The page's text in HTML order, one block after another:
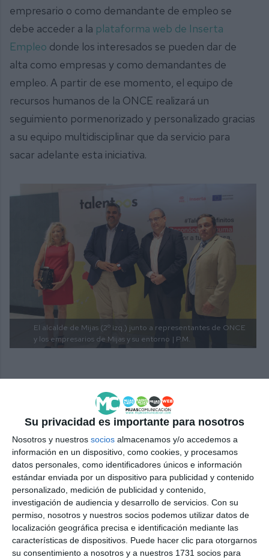
Su privacidad es importante para nosotros
Nosotros y nuestros socios almacenamos y/o accedemos a
información en un dispositivo, como cookies, y procesamos
datos personales, como identificadores únicos e información
estándar enviada por un dispositivo para publicidad y contenido
personalizado, medición de publicidad y contenido,
investigación de audiencia y desarrollo de servicios. Con su
permiso, nosotros y nuestros socios podemos utilizar datos de
localización geográfica precisa e identificación mediante las
características de dispositivos. Puede hacer clic para otorgarnos
su consentimiento a nosotros y a nuestros 1731 socios para
empresario o como demandante de empleo se
debe acceder a la plataforma web de Inserta
Empleo donde los interesados se pueden dar de
alta como empresas y como demandantes de
empleo. A partir de ese momento, el equipo de
recursos humanos de la ONCE realizará un
seguimiento pormenorizado y personalizado gracias
a su equipo multidisciplinar que da servicio para
sacar adelante esta iniciativa.
El alcalde de Mijas (2º izq.) junto a representantes de ONCE
y los empresarios de Mijas y su entorno | P.M.
Sobre Inserta Empleo
Inserta Empleo es la entidad de recursos humanos
de Fundación ONCE experta en la atención a las
personas con discapacidad y centra su actividad en
mejorar su formación y conseguir su inclusión en el
mercado laboral. Cuenta con una experiencia de
más de 25 años y un equipo de expertos en
orientación e intermediación, repartidos por sus 47